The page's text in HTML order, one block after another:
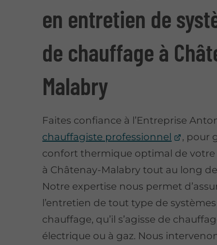
en entretien de
de chauffage à
Malabry
Faites confiance à l’Entreprise
chauffagiste professionnel
, pour
confort thermique optimal de
à Châtenay-Malabry tout au long
Notre expertise nous permet
l’entretien de tout type de
chauffage, qu’il s’agisse de
électrique ou à gaz. Nous